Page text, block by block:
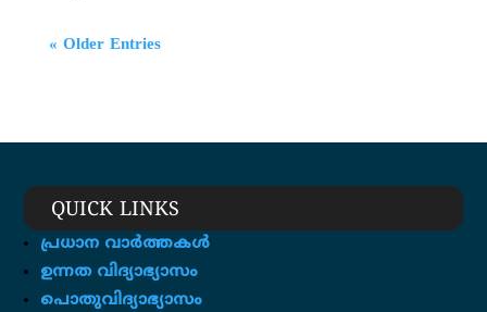
« Older Entries
QUICK LINKS
പ്രധാന വാർത്തകൾ
ഉന്നത വിദ്യാഭ്യാസം
പൊതുവിദ്യാഭ്യാസം